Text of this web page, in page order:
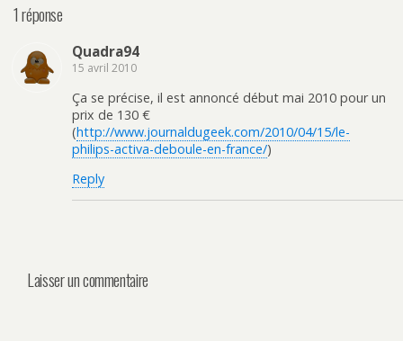
1 réponse
Quadra94
15 avril 2010
Ça se précise, il est annoncé début mai 2010 pour un
prix de 130 €
(http://www.journaldugeek.com/2010/04/15/le-
philips-activa-deboule-en-france/)
Reply
Laisser un commentaire